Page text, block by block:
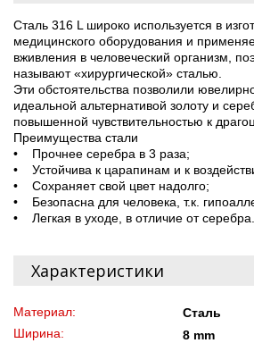
Сталь 316 L широко используется в
медицинского оборудования и
вживления в человеческий организм,
называют «хирургической» сталью.
Эти обстоятельства позволили
идеальной альтернативой золоту и
повышенной чувствительностью к
Преимущества стали
• Прочнее серебра в 3 раза;
• Устойчива к царапинам и к
• Сохраняет свой цвет надолго;
• Безопасна для человека, т.к.
• Легкая в уходе, в отличие от серебра.
Характеристики
Материал:
Сталь
Ширина:
8 mm